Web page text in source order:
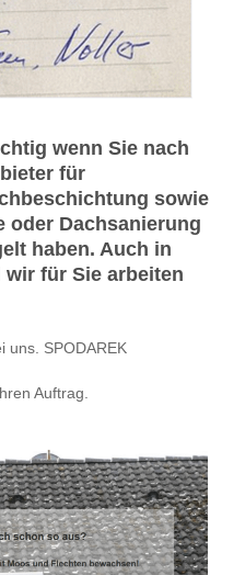
wenn Sie nach
für
sowie
oder Dachsanierung
haben. Auch in
wir für Sie arbeiten
uns. SPODAREK
Auftrag.